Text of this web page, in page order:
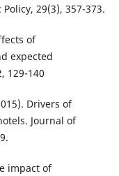
29(3), 357-373.
of
expected
129-140
Drivers of
Journal of
impact of